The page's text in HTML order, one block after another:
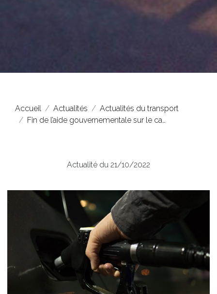
Accueil Actualités
Actualités du transport
Fin de l’aide gouvernementale sur le ca…
Actualité du 21/10/2022